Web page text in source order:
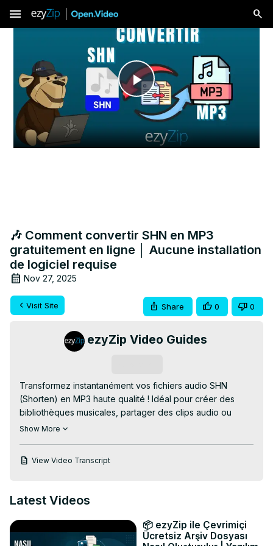
menu
Play
Video
🎶 Comment convertir SHN en MP3
gratuitement en ligne │ Aucune installation
de logiciel requise
Nov 27, 2025
Visit Site Share 0 0
ezyZip Video Guides
Transformez instantanément vos fichiers audio SHN
(Shorten) en MP3 haute qualité ! Idéal pour créer des
bibliothèques musicales, partager des clips audio ou
convertir des enregistrements SHN rares dans un format
https://www.ezyzip.com/convertir-shn-en-mp3.html
le fichier SHN à convertir » ou faites-le glisser dans la
boîte de dialogue.
2. Cliquez sur « Convertir en MP3 » et laissez la
Show More
View Video Transcript
Latest Videos
📦 ezyZip ile Çevrimiçi
Ücretsiz Arşiv Dosyası